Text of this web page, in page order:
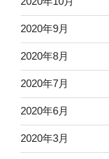
2020年9月
2020年8月
2020年7月
2020年6月
2020年3月